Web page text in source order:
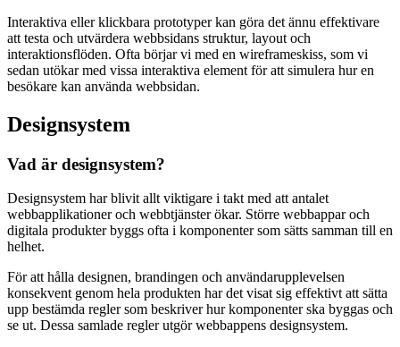
Interaktiva eller klickbara prototyper kan göra det ännu effektivare
att testa och utvärdera webbsidans struktur, layout och
interaktionsflöden. Ofta börjar vi med en wireframeskiss, som vi
sedan utökar med vissa interaktiva element för att simulera hur en
besökare kan använda webbsidan.
Designsystem
Vad är designsystem?
Designsystem har blivit allt viktigare i takt med att antalet
webbapplikationer och webbtjänster ökar. Större webbappar och
digitala produkter byggs ofta i komponenter som sätts samman till en
helhet.
För att hålla designen, brandingen och användarupplevelsen
konsekvent genom hela produkten har det visat sig effektivt att sätta
upp bestämda regler som beskriver hur komponenter ska byggas och
se ut. Dessa samlade regler utgör webbappens designsystem.